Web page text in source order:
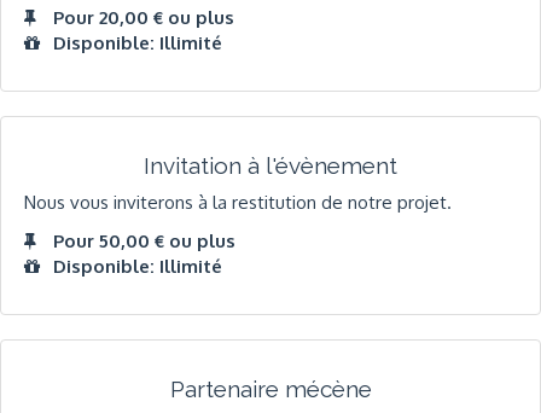
Pour 20,00 € ou plus
Disponible: Illimité
Invitation à l'évènement
Nous vous inviterons à la restitution de notre projet.
Pour 50,00 € ou plus
Disponible: Illimité
Partenaire mécène